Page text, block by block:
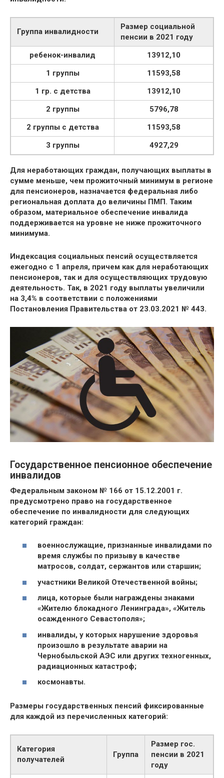
Группа инвалидности
Размер социальной
пенсии в 2021 году
ребенок-инвалид
13912,10
1 группы
11593,58
1 гр. с детства
13912,10
2 группы
5796,78
2 группы с детства
11593,58
3 группы
4927,29
Для неработающих граждан, получающих выплаты в
сумме меньше, чем прожиточный минимум в регионе
для пенсионеров, назначается федеральная либо
региональная доплата до величины ПМП. Таким
образом, материальное обеспечение инвалида
поддерживается на уровне не ниже прожиточного
минимума.
Индексация социальных пенсий осуществляется
ежегодно с 1 апреля, причем как для неработающих
пенсионеров, так и для осуществляющих трудовую
деятельность. Так, в 2021 году выплаты увеличили
на 3,4% в соответствии с положениями
Постановления Правительства от 23.03.2021 № 443.
Государственное пенсионное обеспечение
инвалидов
Федеральным законом № 166 от 15.12.2001 г.
предусмотрено право на государственное
обеспечение по инвалидности для следующих
категорий граждан:
военнослужащие, признанные инвалидами по
время службы по призыву в качестве
матросов, солдат, сержантов или старшин;
участники Великой Отечественной войны;
лица, которые были награждены знаками
«Жителю блокадного Ленинграда», «Житель
осажденного Севастополя»;
инвалиды, у которых нарушение здоровья
произошло в результате аварии на
Чернобыльской АЭС или других техногенных,
радиационных катастроф;
космонавты.
Размеры государственных пенсий фиксированные
для каждой из перечисленных категорий:
Категория
получателей
Группа
Размер гос.
пенсии в 2021
году